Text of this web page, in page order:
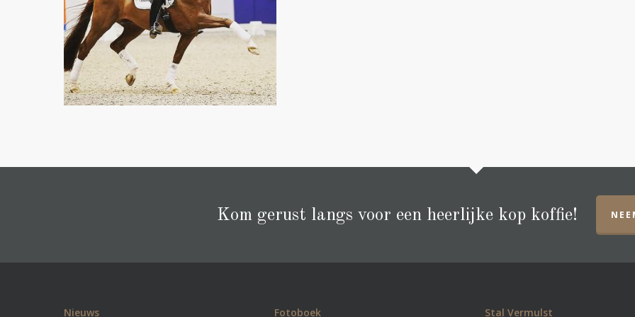
Kom gerust langs voor een heerlijke kop koffie!
Nieuws Fotoboek Stal Vermulst